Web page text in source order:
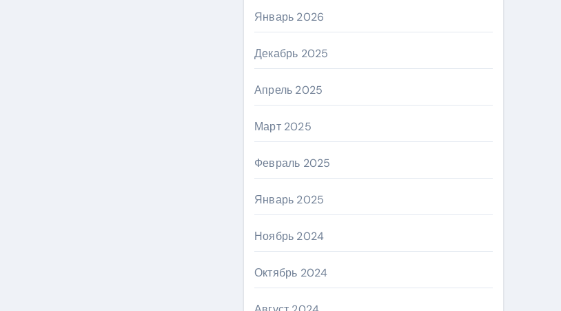
Январь 2026
Декабрь 2025
Апрель 2025
Март 2025
Февраль 2025
Январь 2025
Ноябрь 2024
Октябрь 2024